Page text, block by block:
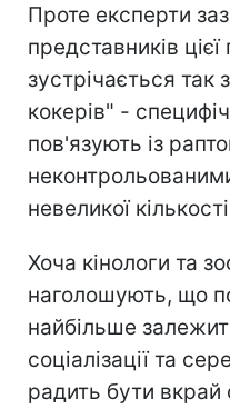
Проте експерти
представників
зустрічається
кокерів" -
пов'язують із
невеликої
Хоча кінологи та
наголошують, що
найбільше
соціалізації та
радить бути